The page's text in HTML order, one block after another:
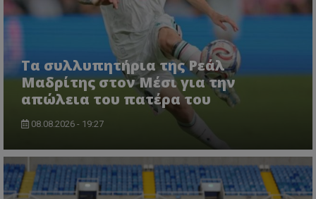
Τα συλλυπητήρια της Ρεάλ
Μαδρίτης στον Μέσι για την
απώλεια του πατέρα του
08.08.2026 - 19:27